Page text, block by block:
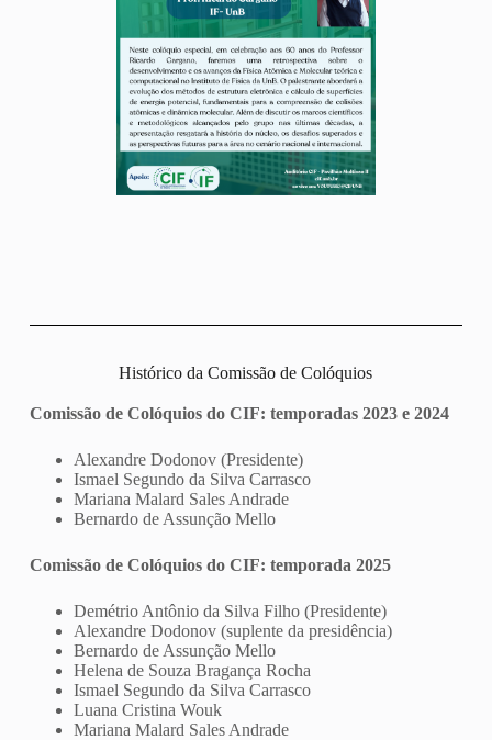
Histórico da Comissão de Colóquios
Comissão de Colóquios do CIF: temporadas 2023 e 2024
Alexandre Dodonov (Presidente)
Ismael Segundo da Silva Carrasco
Mariana Malard Sales Andrade
Bernardo de Assunção Mello
Comissão de Colóquios do CIF: temporada 2025
Demétrio Antônio da Silva Filho (Presidente)
Alexandre Dodonov (suplente da presidência)
Bernardo de Assunção Mello
Helena de Souza Bragança Rocha
Ismael Segundo da Silva Carrasco
Luana Cristina Wouk
Mariana Malard Sales Andrade